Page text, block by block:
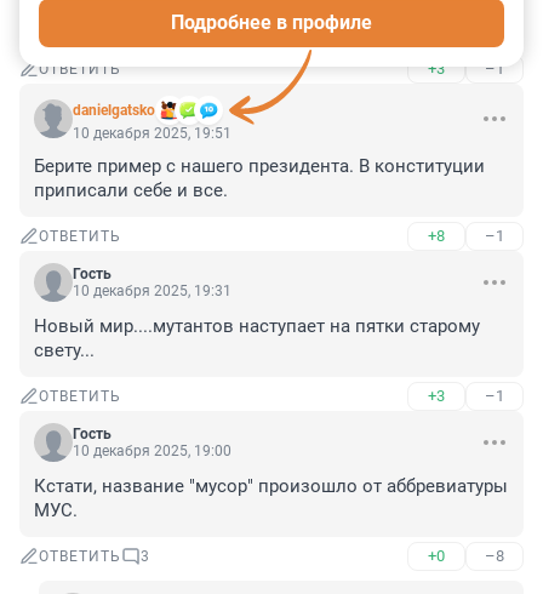
Любые договора можно легко нарушить.
ОТВЕТИТЬ +3 –1
danielgatsko
Подробнее в профиле
10 декабря 2025, 19:51
Берите пример с нашего президента. В конституции
приписали себе и все.
ОТВЕТИТЬ +8 –1
Гость
10 декабря 2025, 19:31
Новый мир....мутантов наступает на пятки старому
свету...
ОТВЕТИТЬ +3 –1
Гость
10 декабря 2025, 19:00
Кстати, название "мусор" произошло от аббревиатуры
МУС.
ОТВЕТИТЬ 3 +0 –8